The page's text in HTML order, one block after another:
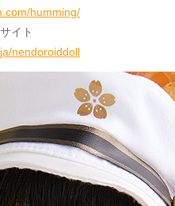
humming/
イト
nendoroiddoll